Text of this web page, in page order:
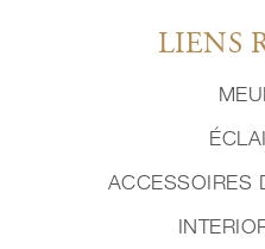
LIENS
ACCESSOIRES